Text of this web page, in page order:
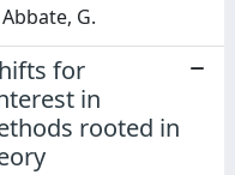
G.
for
in
rooted in